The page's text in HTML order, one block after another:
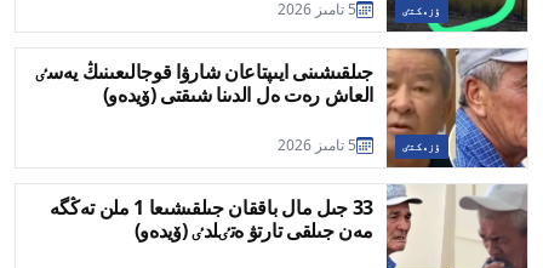
ٶزەكتٸ 5 تامىز 2026
ٶزەكتٸ
جىلقىشىنى ايىپتاعان شارۋا قوجالىعىنىڭ يەسٸ
العاش رەت ەل الدىنا شىقتى (ۆيدەو)
5 تامىز 2026
33 جىل مال باققان جىلقىشىعا 1 ملن تەڭگە
مەن جىلقى تارتۋ ەتٸلدٸ (ۆيدەو)